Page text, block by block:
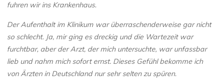
fuhren wir ins Krankenhaus.
Der Aufenthalt im Klinikum war überraschenderweise gar nicht
so schlecht. Ja, mir ging es dreckig und die Wartezeit war
furchtbar, aber der Arzt, der mich untersuchte, war unfassbar
lieb und nahm mich sofort ernst. Dieses Gefühl bekomme ich
von Ärzten in Deutschland nur sehr selten zu spüren.